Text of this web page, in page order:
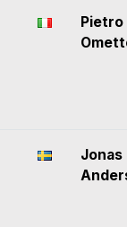
Pietro
Jonas